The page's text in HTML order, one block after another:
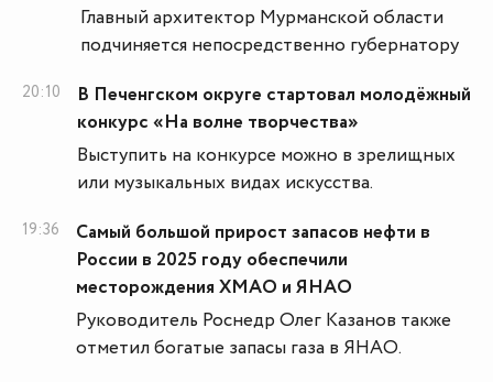
Главный архитектор Мурманской области
подчиняется непосредственно губернатору
20:10
В Печенгском округе стартовал молодёжный
конкурс «На волне творчества»
Выступить на конкурсе можно в зрелищных
или музыкальных видах искусства.
19:36
Самый большой прирост запасов нефти в
России в 2025 году обеспечили
месторождения ХМАО и ЯНАО
Руководитель Роснедр Олег Казанов также
отметил богатые запасы газа в ЯНАО.